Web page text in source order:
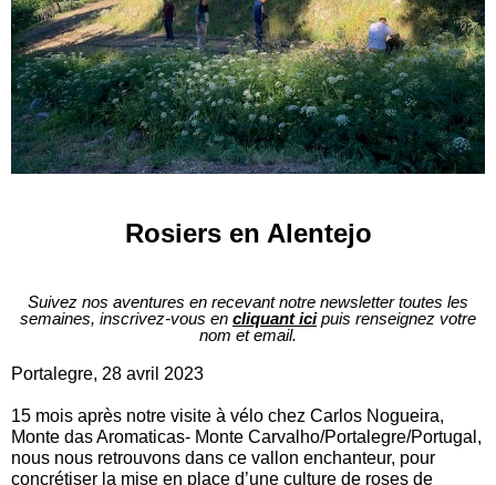
Rosiers en Alentejo
Suivez nos aventures en recevant notre newsletter toutes les
semaines, inscrivez-vous en cliquant icipuis renseignez votre
nom et email.
Portalegre, 28 avril 2023
15 mois après notre visite à vélo chez Carlos Nogueira,
Monte das Aromaticas- Monte Carvalho/Portalegre/Portugal,
nous nous retrouvons dans ce vallon enchanteur, pour
concrétiser la mise en place d’une culture de roses de